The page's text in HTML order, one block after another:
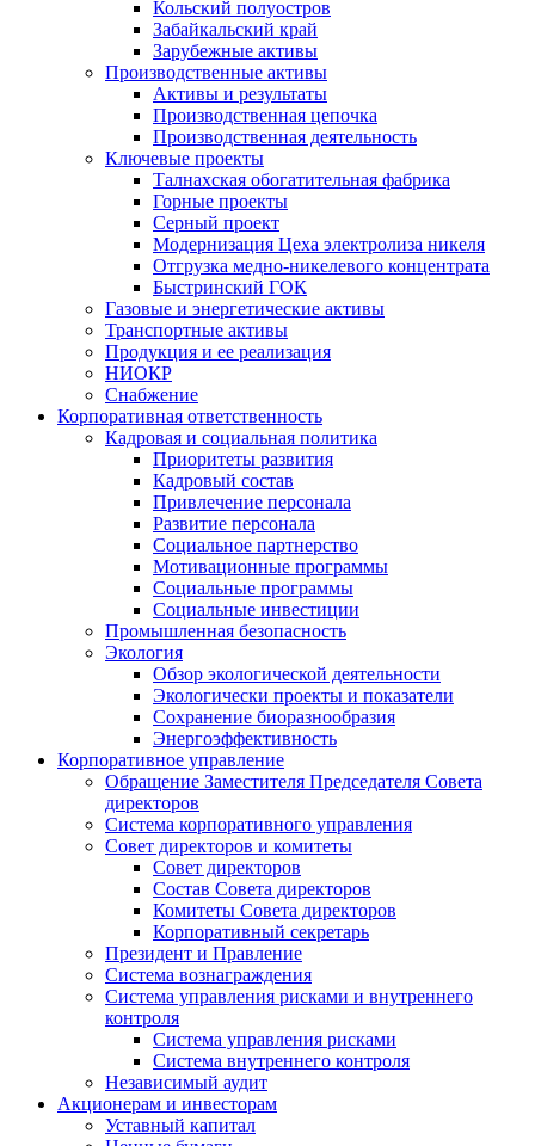
Кольский полуостров
Забайкальский край
Зарубежные активы
Производственные активы
Активы и результаты
Производственная цепочка
Производственная деятельность
Ключевые проекты
Талнахская обогатительная фабрика
Горные проекты
Серный проект
Модернизация Цеха электролиза никеля
Отгрузка медно-никелевого концентрата
Быстринский ГОК
Газовые и энергетические активы
Транспортные активы
Продукция и ее реализация
НИОКР
Снабжение
Корпоративная ответственность
Кадровая и социальная политика
Приоритеты развития
Кадровый состав
Привлечение персонала
Развитие персонала
Социальное партнерство
Мотивационные программы
Социальные программы
Социальные инвестиции
Промышленная безопасность
Экология
Обзор экологической деятельности
Экологически проекты и показатели
Сохранение биоразнообразия
Энергоэффективность
Корпоративное управление
Обращение Заместителя Председателя Совета
директоров
Система корпоративного управления
Совет директоров и комитеты
Совет директоров
Состав Совета директоров
Комитеты Совета директоров
Корпоративный секретарь
Президент и Правление
Система вознаграждения
Система управления рисками и внутреннего
контроля
Система управления рисками
Система внутреннего контроля
Независимый аудит
Акционерам и инвесторам
Уставный капитал